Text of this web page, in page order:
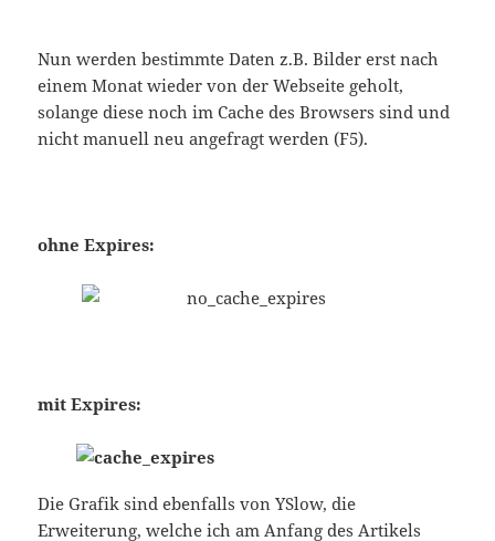
Nun werden bestimmte Daten z.B. Bilder erst nach
einem Monat wieder von der Webseite geholt,
solange diese noch im Cache des Browsers sind und
nicht manuell neu angefragt werden (F5).
ohne Expires:
mit Expires:
Die Grafik sind ebenfalls von YSlow, die
Erweiterung, welche ich am Anfang des Artikels